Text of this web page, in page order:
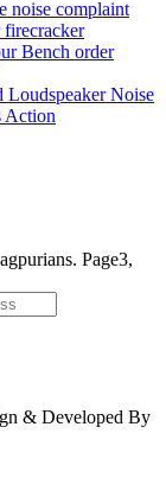
Loudspeaker Noise
Action
Page3,
& Developed By